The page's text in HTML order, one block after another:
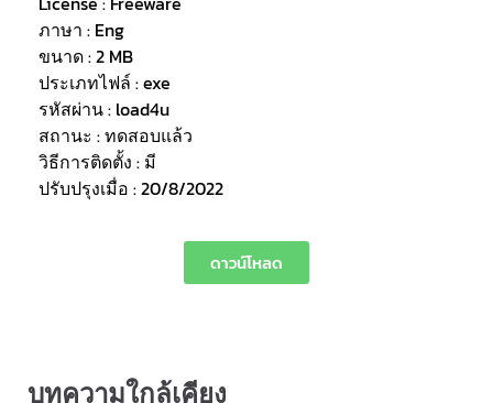
ภาษา : Eng
ขนาด : 2 MB
ประเภทไฟล์ : exe
รหัสผ่าน : load4u
สถานะ : ทดสอบแล้ว
วิธีการติดตั้ง : มี
ปรับปรุงเมื่อ : 20/8/2022
ดาวน์โหลด
บทความใกล้เคียง